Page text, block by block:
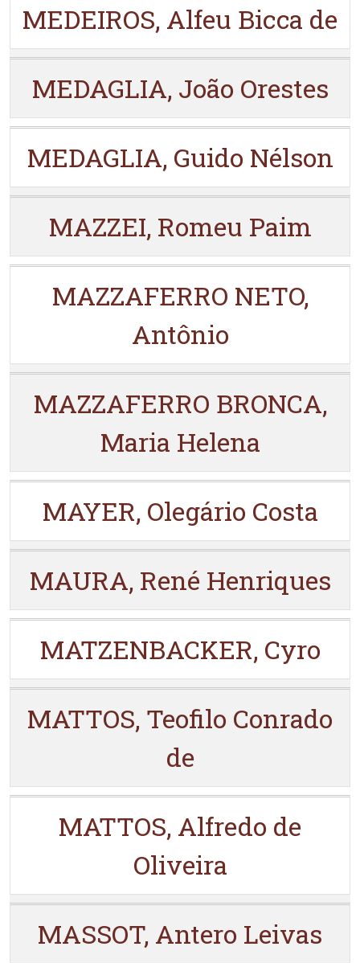
MEDEIROS, Alfeu Bicca de
MEDAGLIA, João Orestes
MEDAGLIA, Guido Nélson
MAZZEI, Romeu Paim
MAZZAFERRO NETO,
Antônio
MAZZAFERRO BRONCA,
Maria Helena
MAYER, Olegário Costa
MAURA, René Henriques
MATZENBACKER, Cyro
MATTOS, Teofilo Conrado
de
MATTOS, Alfredo de
Oliveira
MASSOT, Antero Leivas